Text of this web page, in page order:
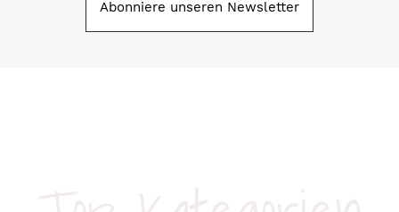
Abonniere unseren Newsletter